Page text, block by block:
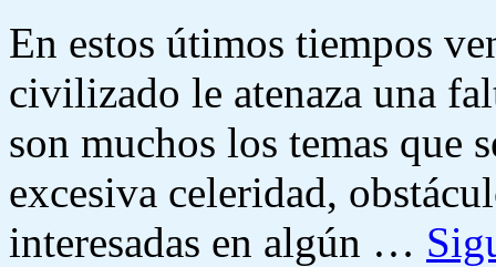
En estos útimos tiempos
civilizado le atenaza una
son muchos los temas que
excesiva celeridad,
interesadas en algún …